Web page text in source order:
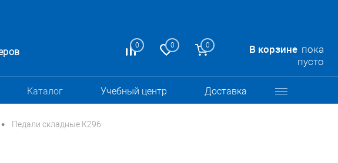
0 0 0 В корзине пока
пусто
Каталог Учебный центр Доставка
• Педали складные К296